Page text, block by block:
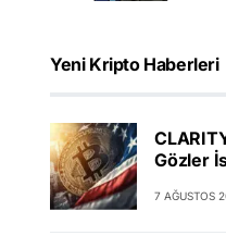
Yeni Kripto Haberleri
Gözler
7 AĞUSTOS